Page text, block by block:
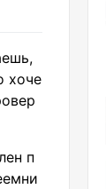
хоче
п